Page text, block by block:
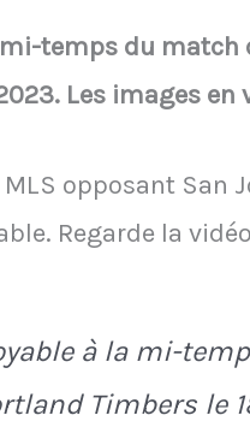
temps du match
Les images en
opposant San
Regarde la
à la mi-
Timbers le